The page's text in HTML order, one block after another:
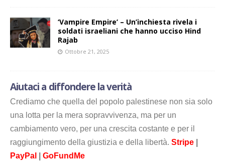
‘Vampire Empire’ – Un’inchiesta rivela i
soldati israeliani che hanno ucciso Hind
Rajab
Ottobre 21, 2025
Aiutaci a diffondere la verità
Crediamo che quella del popolo palestinese non sia solo
una lotta per la mera sopravvivenza, ma per un
cambiamento vero, per una crescita costante e per il
raggiungimento della giustizia e della libertà. Stripe
PayPal
GoFundMe